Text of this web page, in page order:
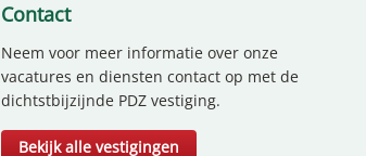
Contact
Neem voor meer informatie over onze
vacatures en diensten contact op met de
dichtstbijzijnde PDZ vestiging.
Bekijk alle vestigingen